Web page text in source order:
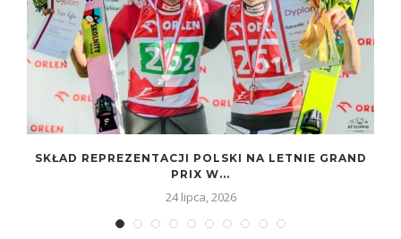
SKŁAD REPREZENTACJI POLSKI NA LETNIE GRAND
PRIX W...
24 lipca, 2026